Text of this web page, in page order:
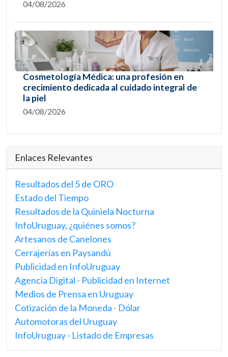
04/08/2026
Cosmetología Médica: una profesión en
crecimiento dedicada al cuidado integral de
la piel
04/08/2026
Enlaces Relevantes
Resultados del 5 de ORO
Estado del Tiempo
Resultados de la Quiniela Nocturna
InfoUruguay, ¿quiénes somos?
Artesanos de Canelones
Cerrajerías en Paysandú
Publicidad en InfoUruguay
Agencia Digital - Publicidad en Internet
Medios de Prensa en Uruguay
Cotización de la Moneda - Dólar
Automotoras del Uruguay
InfoUruguay - Listado de Empresas